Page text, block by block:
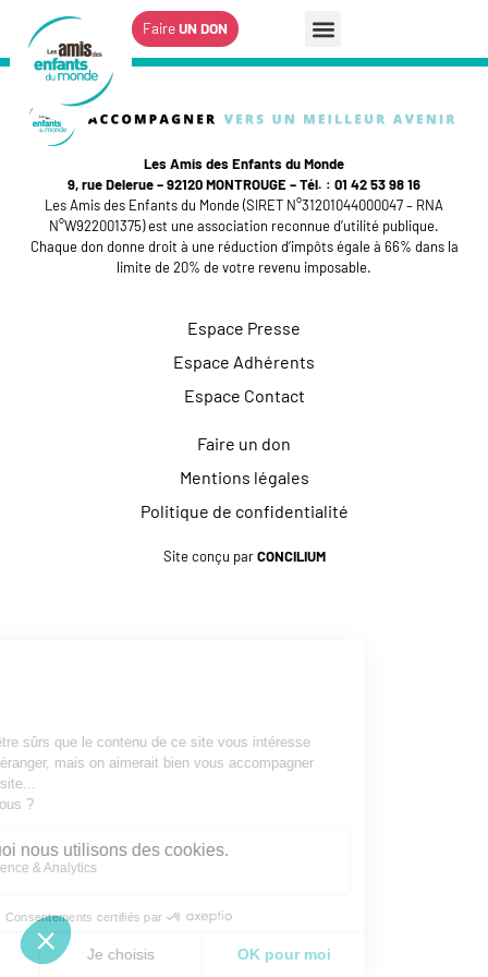
FaireUN DON
Les Amis des Enfants du Monde
9, rue Delerue – 92120 MONTROUGE – Tél. : 01 42 53 98 16
Les Amis des Enfants du Monde (SIRET N°31201044000047 – RNA
N°W922001375) est une association reconnue d’utilité publique.
Chaque don donne droit à une réduction d’impôts égale à 66% dans la
limite de 20% de votre revenu imposable.
Espace Presse
Espace Adhérents
Espace Contact
Faire un don
Mentions légales
Politique de confidentialité
Site conçu parCONCILIUM